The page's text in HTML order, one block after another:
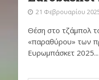
21 Φεβρουαρίου
Θέση στο τζάμπολ
«παραθύρου» των
Ευρωμπάσκετ 2025...